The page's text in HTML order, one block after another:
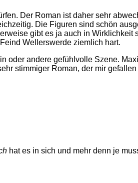
Der Roman ist daher sehr
Die Figuren sind schön
gibt es ja auch in Wirklichkeit
Wellerswerde ziemlich hart.
oder andere gefühlvolle Szene.
stimmiger Roman, der mir
hat es in sich und mehr denn je